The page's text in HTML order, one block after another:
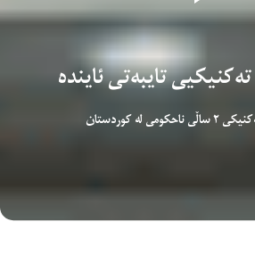
تایبەتی ئایندە
لە کوردستان